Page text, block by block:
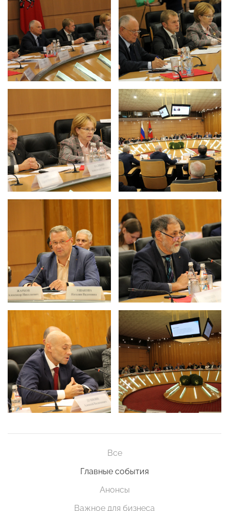
Все
Главные события
Анонсы
Важное для бизнеса